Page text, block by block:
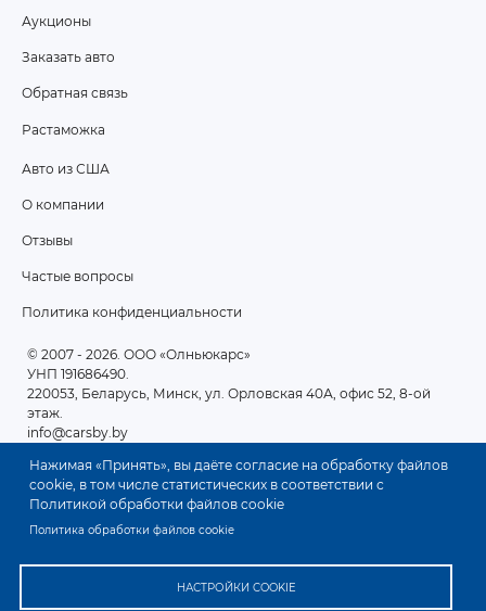
Нажимая «Принять», вы даёте согласие на обработку файлов
cookie, в том числе статистических в соответствии с
Политикой обработки файлов cookie
Политика обработки файлов cookie
НАСТРОЙКИ COOKIE
FOOTER
MENU
Аукционы
Заказать авто
Обратная связь
Растаможка
2
Авто из США
О компании
Отзывы
Частые вопросы
Политика конфиденциальности
© 2007 - 2026. ООО «Олньюкарс»
УНП 191686490.
220053, Беларусь, Минск, ул. Орловская 40А, офис 52, 8-ой
этаж.
info@carsby.by